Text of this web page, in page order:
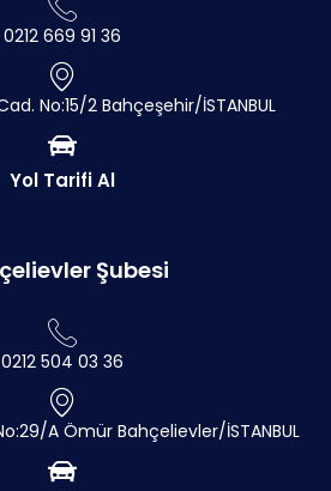
0212 669 91 36
No:15/2 Bahçeşehir/İSTANBUL
Yol Tarifi Al
Şubesi
0212 504 03 36
A Ömür Bahçelievler/İSTANBUL